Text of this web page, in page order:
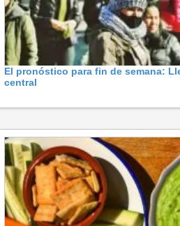
El pronóstico para fin de semana:
central